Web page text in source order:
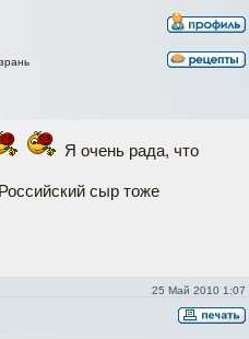
Я очень рада, что
Российский сыр тоже
25 Май 2010 1:07